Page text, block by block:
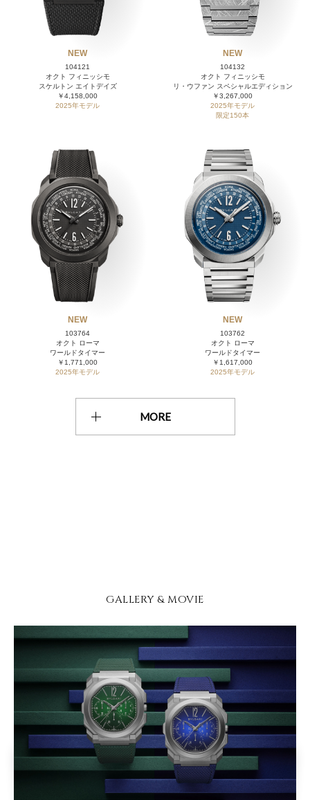
NEW
104121
オクト フィニッシモ
スケルトン エイトデイズ
￥4,158,000
2025年モデル
NEW
104132
オクト フィニッシモ
リ・ウファン スペシャルエディション
￥3,267,000
2025年モデル
限定150本
NEW
103764
オクト ローマ
ワールドタイマー
￥1,771,000
2025年モデル
NEW
103762
オクト ローマ
ワールドタイマー
￥1,617,000
2025年モデル
MORE
GALLERY & MOVIE